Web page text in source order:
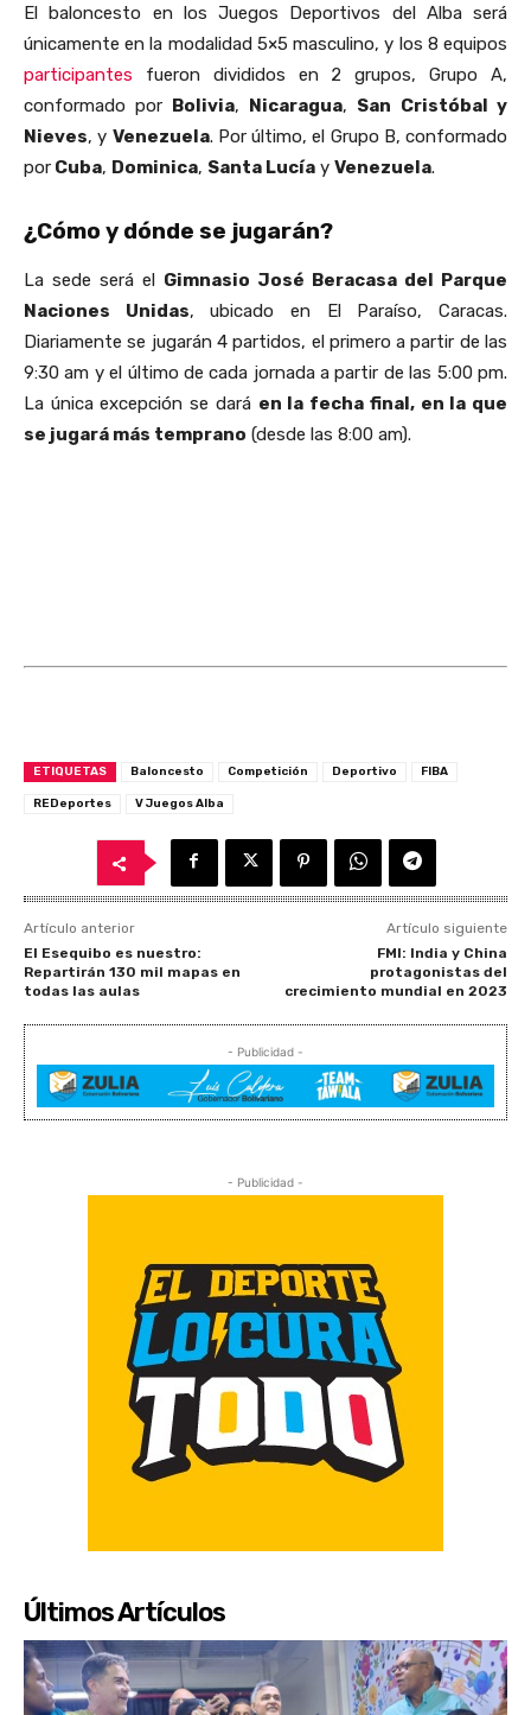
El baloncesto en los Juegos Deportivos del Alba será
únicamente en la modalidad 5×5 masculino, y los 8 equipos
participantes fueron divididos en 2 grupos, Grupo A,
conformado por Bolivia, Nicaragua, San Cristóbal y
Nieves, y Venezuela. Por último, el Grupo B, conformado
por Cuba, Dominica, Santa Lucía y Venezuela.
¿Cómo y dónde se jugarán?
La sede será el Gimnasio José Beracasa del Parque
Naciones Unidas, ubicado en El Paraíso, Caracas.
Diariamente se jugarán 4 partidos, el primero a partir de las
9:30 am y el último de cada jornada a partir de las 5:00 pm.
La única excepción se dará en la fecha final, en la que
se jugará más temprano (desde las 8:00 am).
ETIQUETAS Baloncesto Competición Deportivo FIBA
REDeportes V Juegos Alba
Artículo anterior
El Esequibo es nuestro:
Repartirán 130 mil mapas en
todas las aulas
Artículo siguiente
FMI: India y China
protagonistas del
crecimiento mundial en 2023
- Publicidad -
- Publicidad -
Últimos Artículos